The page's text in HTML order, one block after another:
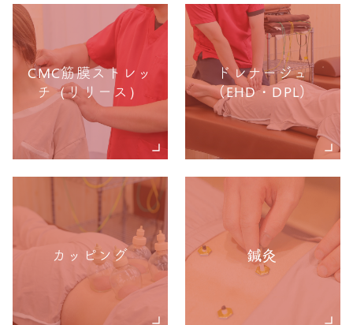
CMC筋膜ストレッ
チ（リリース）
ドレナージュ
(EHD・DPL)
カッピング 鍼灸